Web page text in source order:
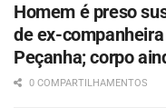
Homem é preso
de ex-
Peçanha; corpo
0 COMPARTILHAMENTOS